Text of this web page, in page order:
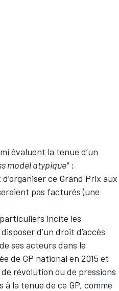
évaluent la tenue d’un
model atypique":
ce Grand Prix aux
pas facturés (une
incite les
d’un droit d’accès
ses acteurs dans le
de GP national en 2015 et
révolution ou de pressions
la tenue de ce GP, comme